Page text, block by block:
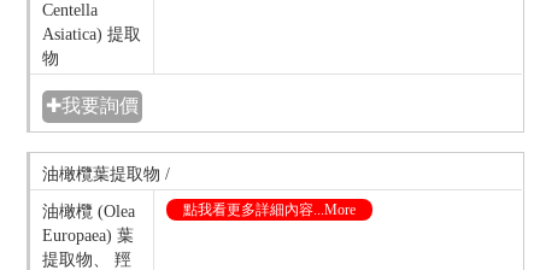
Centella
Asiatica) 提取
物
✚我要詢價
油橄欖葉提取物 /
油橄欖 (Olea
Europaea) 葉
提取物、 羥
點我看更多詳細內容...More